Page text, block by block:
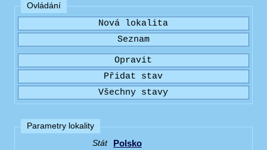
Ovládání
Parametry lokality
Stát
Polsko